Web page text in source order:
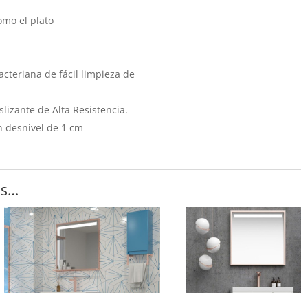
el plato
de fácil limpieza de
de Alta Resistencia.
desnivel de 1 cm